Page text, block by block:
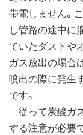
帯電しません。
し管路の途中に
ていたダストや
ガス放出の場合は
噴出の際に発生
です。
従って炭酸ガ
する注意が必要